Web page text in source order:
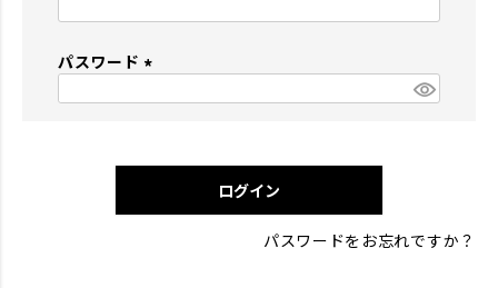
パスワード
)
ログイン
パスワードをお忘れですか？